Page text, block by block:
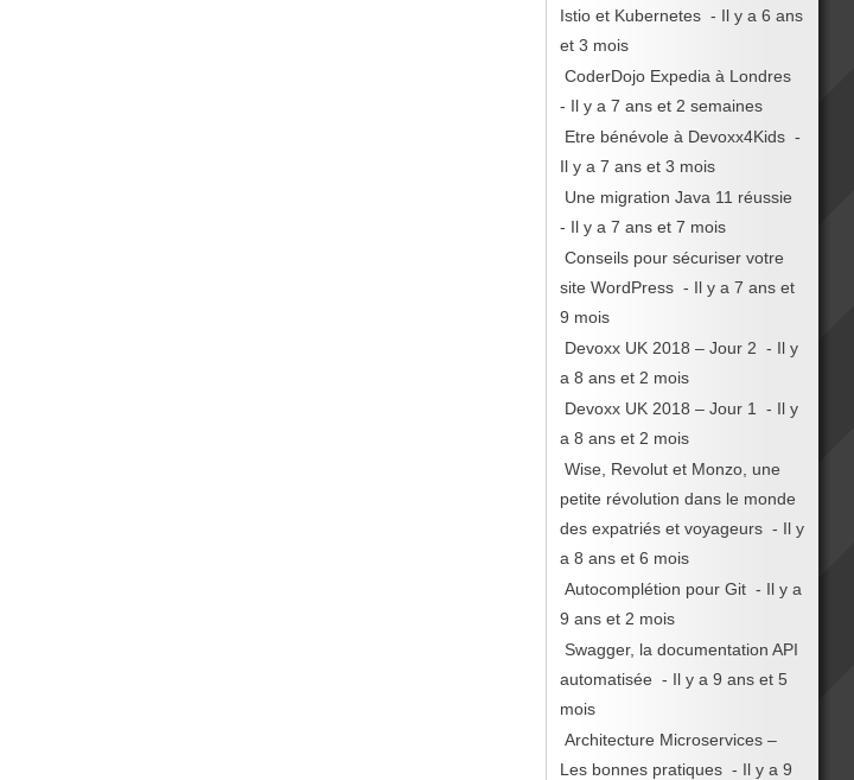
Istio et Kubernetes - Il y a 6 ans
et 3 mois
CoderDojo Expedia à Londres
- Il y a 7 ans et 2 semaines
Etre bénévole à Devoxx4Kids -
Il y a 7 ans et 3 mois
Une migration Java 11 réussie
- Il y a 7 ans et 7 mois
Conseils pour sécuriser votre
site WordPress - Il y a 7 ans et
9 mois
Devoxx UK 2018 – Jour 2 - Il y
a 8 ans et 2 mois
Devoxx UK 2018 – Jour 1
- Il y
a 8 ans et 2 mois
Wise, Revolut et Monzo, une
petite révolution dans le monde
des expatriés et voyageurs - Il y
a 8 ans et 6 mois
Autocomplétion pour Git - Il y a
9 ans et 2 mois
Swagger, la documentation API
automatisée - Il y a 9 ans et 5
mois
Architecture Microservices –
Les bonnes pratiques - Il y a 9